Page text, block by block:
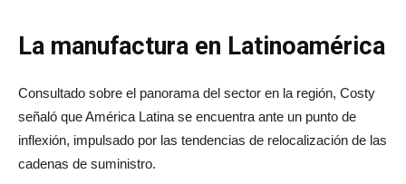
La manufactura en Latinoamérica
Consultado sobre el panorama del sector en la región, Costy
señaló que América Latina se encuentra ante un punto de
inflexión, impulsado por las tendencias de relocalización de las
cadenas de suministro.